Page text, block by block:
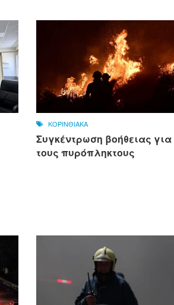
ΚΟΡΙΝΘΙΑΚΑ
Συγκέντρωση βοήθειας για
τους πυρόπληκτους